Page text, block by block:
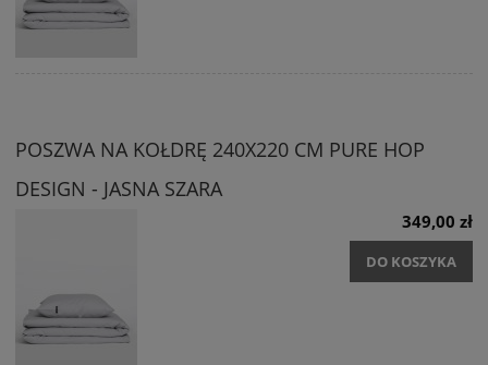
POSZWA NA KOŁDRĘ 240X220 CM PURE HOP
DESIGN - JASNA SZARA
349,00 zł
DO KOSZYKA